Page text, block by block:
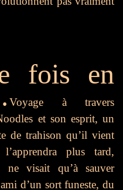
fois en
Voyage à travers
et son esprit, un
de trahison qu’il vient
plus tard,
ne visait qu’à sauver
d’un sort funeste, du